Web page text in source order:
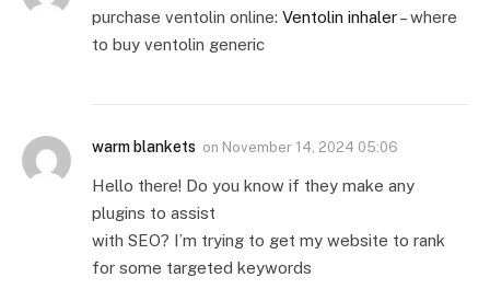
purchase ventolin online: Ventolin inhaler– where
to buy ventolin generic
warm blankets on November 14, 2024 05:06
Hello there! Do you know if they make any
plugins to assist
with SEO? I’m trying to get my website to rank
for some targeted keywords